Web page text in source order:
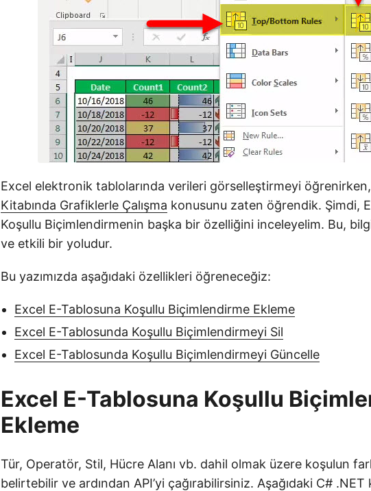
Excel elektronik tablolarında verileri görselleştirmeyi öğrenirken,
Kitabında Grafiklerle Çalışma konusunu zaten öğrendik. Şimdi,
Koşullu Biçimlendirmenin başka bir özelliğini inceleyelim. Bu,
ve etkili bir yoludur.
Bu yazımızda aşağıdaki özellikleri öğreneceğiz:
Excel E-Tablosuna Koşullu Biçimlendirme Ekleme
Excel E-Tablosunda Koşullu Biçimlendirmeyi Sil
Excel E-Tablosunda Koşullu Biçimlendirmeyi Güncelle
Excel E-Tablosuna Koşullu
Ekleme
Tür, Operatör, Stil, Hücre Alanı vb. dahil olmak üzere koşulun
belirtebilir ve ardından API’yi çağırabilirsiniz. Aşağıdaki C# .NET